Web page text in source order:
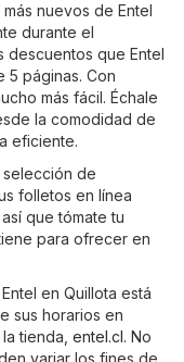
nuevos de Entel
durante el
descuentos que Entel
5 páginas. Con
más fácil. Échale
la comodidad de
eficiente.
selección de
folletos en línea
que tómate tu
para ofrecer en
en Quillota está
sus horarios en
tienda, entel.cl. No